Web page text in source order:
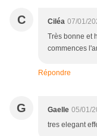
C Ciléa 07/01/
Très bonne et
commences
Répondre
G Gaelle 05/01/
tres elegant